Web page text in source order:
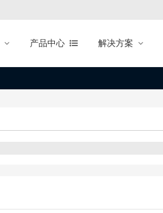
产品中心 解决方案